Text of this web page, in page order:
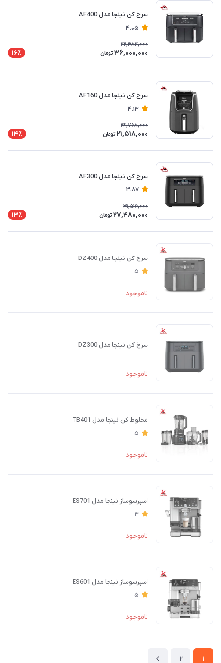
سرخ کن نینجا مدل AF400
4.05
42,384,000
36,000,000 تومان 16٪
سرخ کن نینجا مدل AF160
4.13
24,768,000
21,518,000 تومان 14٪
سرخ کن نینجا مدل AF300
3.87
31,516,000
27,480,000 تومان 13٪
سرخ کن نینجا مدل DZ400
5
ناموجود
سرخ کن نینجا مدل DZ300
ناموجود
مخلوط کن نینجا مدل TB401
5
ناموجود
اسپرسوساز نینجا مدل ES701
3
ناموجود
اسپرسوساز نینجا مدل ES601
5
ناموجود
1
2